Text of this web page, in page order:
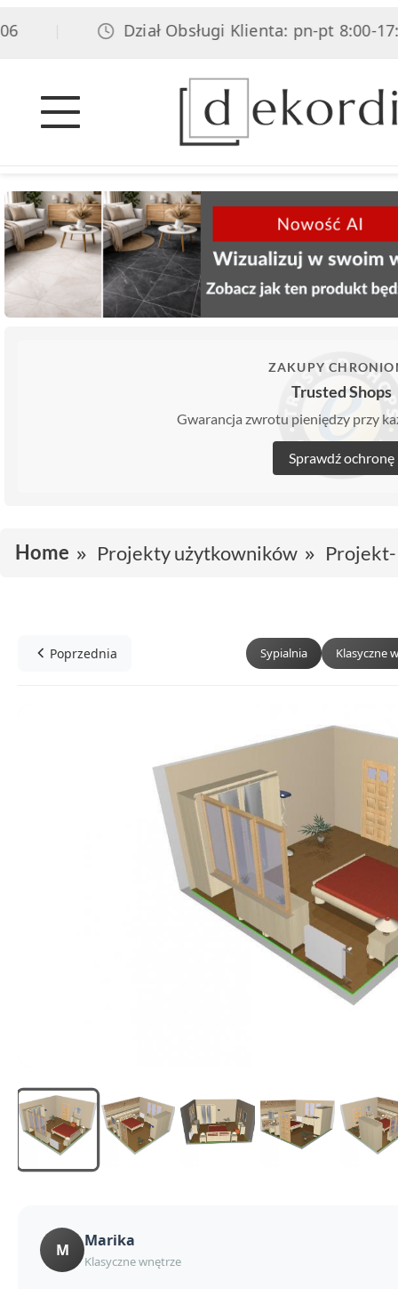
Dział Obsługi Klienta: pn-pt 8:00-
ZAKUPY
Trusted Shops
Gwarancja zwrotu pieniędzy przy
Sprawdź ochronę
Home Projekty użytkowników
Poprzednia Sypialnia Klasyczne
M Marika
Klasyczne wnętrze